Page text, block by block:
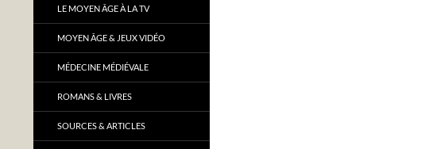
LE MOYEN ÂGE À LA TV
MOYEN ÂGE & JEUX VIDÉO
MÉDECINE MÉDIÉVALE
ROMANS & LIVRES
SOURCES & ARTICLES